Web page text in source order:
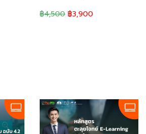
฿4,500 ฿3,900